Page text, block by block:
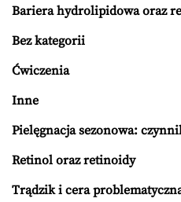
Bariera hydrolipidowa oraz
Bez kategorii
Ćwiczenia
Inne
Pielęgnacja sezonowa:
Retinol oraz retinoidy
Trądzik i cera